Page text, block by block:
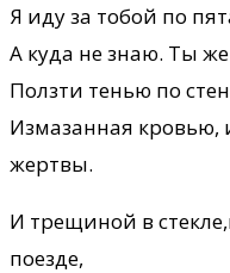
Я иду за тобой по
А куда не знаю. Ты
Ползти тенью по
Измазанная кровью,
жертвы.
И трещиной в
поезде,